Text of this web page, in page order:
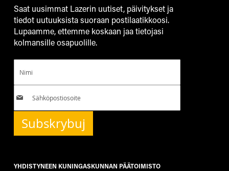
Saat uusimmat Lazerin uutiset, päivitykset ja
tiedot uutuuksista suoraan postilaatikkoosi.
Lupaamme, ettemme koskaan jaa tietojasi
kolmansille osapuolille.
Subskrybuj
YHDISTYNEEN KUNINGASKUNNAN PÄÄTOIMISTO